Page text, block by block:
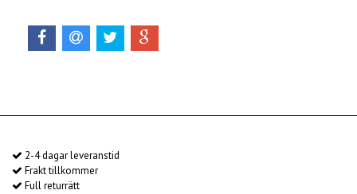
2-4 dagar leveranstid
Frakt tillkommer
Full returrätt